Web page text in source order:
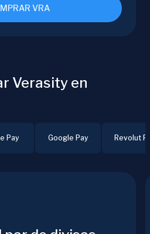
VRA
Verasity en
Pay Google Pay Revolut